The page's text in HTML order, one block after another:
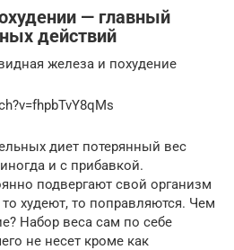
— главный
действий
железа и похудение
диет потерянный вес
и с прибавкой.
подвергают свой организм
худеют, то поправляются. Чем
Набор веса сам по себе
не несет кроме как